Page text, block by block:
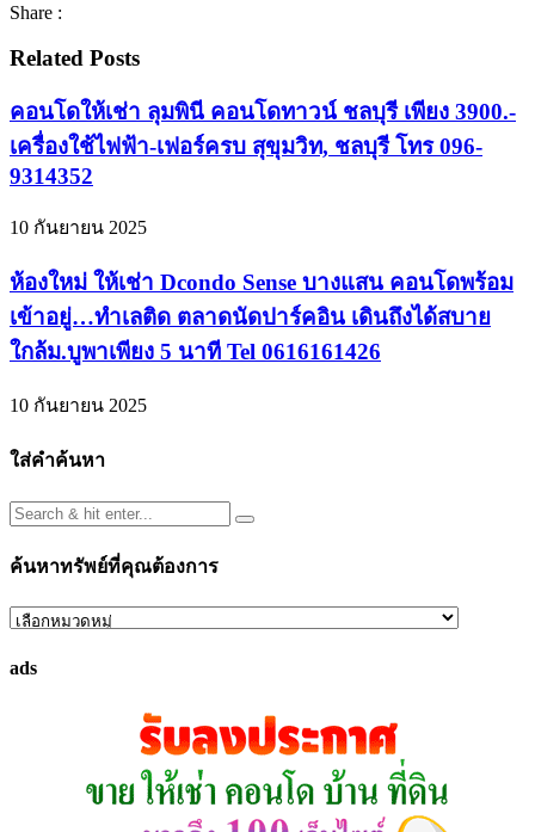
Share :
Related Posts
คอนโดให้เช่า ลุมพินี คอนโดทาวน์ ชลบุรี เพียง 3900.-
เครื่องใช้ไฟฟ้า-เฟอร์ครบ สุขุมวิท, ชลบุรี โทร 096-
9314352
10 กันยายน 2025
ห้องใหม่ ให้เช่า Dcondo Sense บางแสน คอนโดพร้อม
เข้าอยู่…ทำเลติด ตลาดนัดปาร์คอิน เดินถึงได้สบาย
ใกล้ม.บูพาเพียง 5 นาที Tel 0616161426
10 กันยายน 2025
ใส่คำค้นหา
ค้นหาทรัพย์ที่คุณต้องการ
ค้นหา
ที่
ads